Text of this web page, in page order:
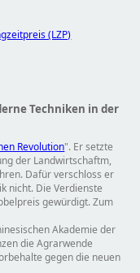
(LZP)
Techniken in der
Revolution". Er setzte
der Landwirtschaftm,
Dafür verschloss er
nicht. Die Verdienste
gewürdigt. Zum
Akademie der
die Agrarwende
gegen die neuen